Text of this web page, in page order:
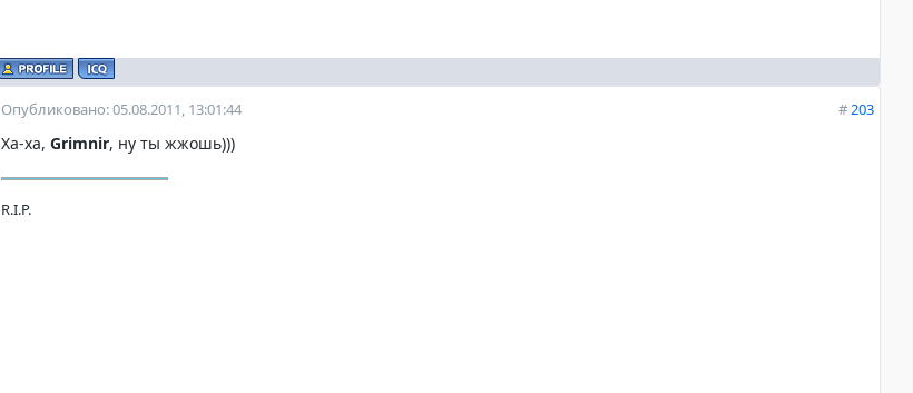
#203
Опубликовано: 05.08.2011, 13:01:44
Ха-ха, Grimnir, ну ты жжошь)))
R.I.P.